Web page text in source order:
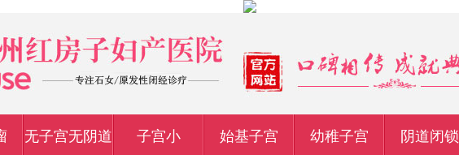
无子宫无阴道 子宫小 始基子宫 幼稚子宫 阴道闭锁